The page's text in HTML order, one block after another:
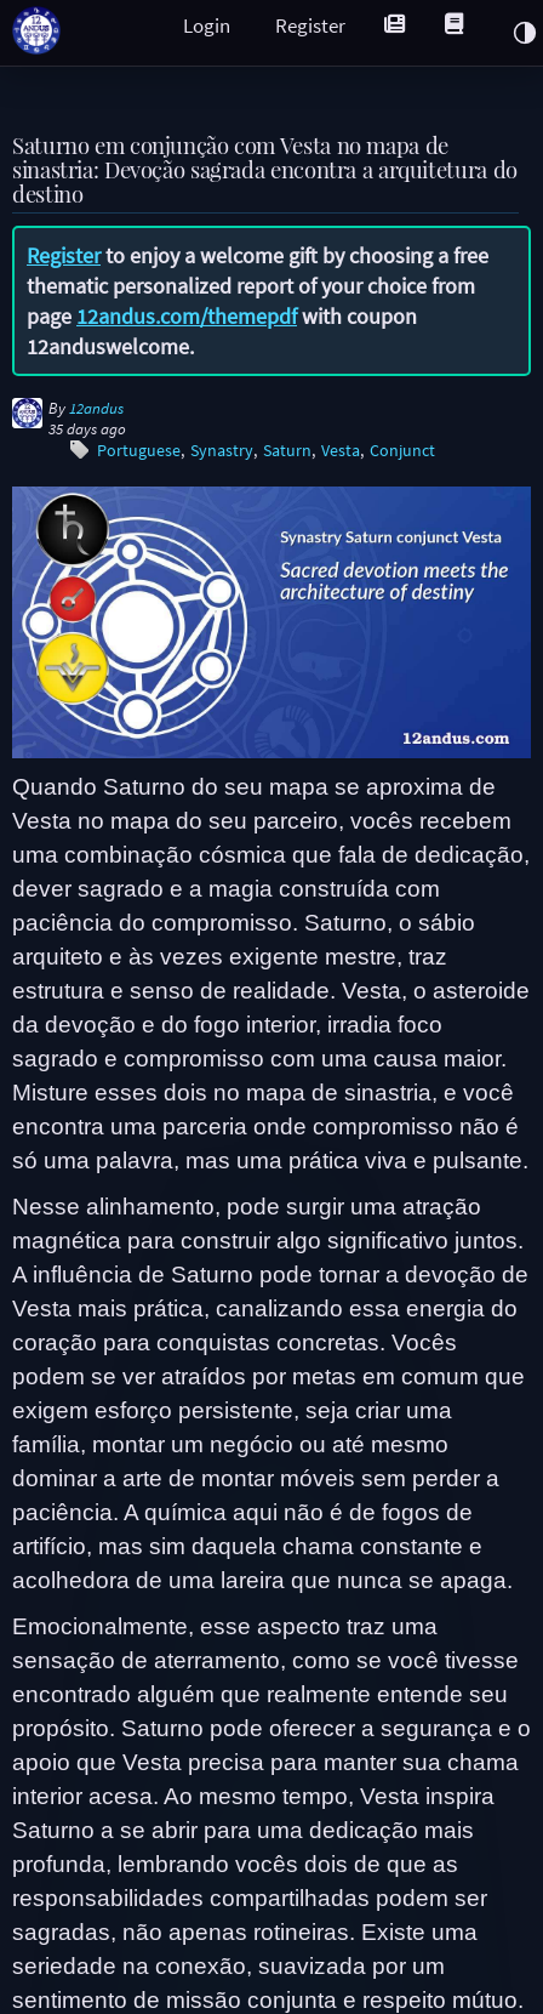
Register
Login
Saturno em conjunção com Vesta no mapa de
sinastria: Devoção sagrada encontra a arquitetura do
destino
Registerto enjoy a welcome gift by choosing a free
thematic personalized report of your choice from
page 12andus.com/themepdfwith coupon
12anduswelcome.
By 12andus
35 days ago
Portuguese Synastry Saturn Vesta Conjunct
Quando Saturno do seu mapa se aproxima de
Vesta no mapa do seu parceiro, vocês recebem
uma combinação cósmica que fala de dedicação,
dever sagrado e a magia construída com
paciência do compromisso. Saturno, o sábio
arquiteto e às vezes exigente mestre, traz
estrutura e senso de realidade. Vesta, o asteroide
da devoção e do fogo interior, irradia foco
sagrado e compromisso com uma causa maior.
Misture esses dois no mapa de sinastria, e você
encontra uma parceria onde compromisso não é
só uma palavra, mas uma prática viva e pulsante.
Nesse alinhamento, pode surgir uma atração
magnética para construir algo significativo juntos.
A influência de Saturno pode tornar a devoção de
Vesta mais prática, canalizando essa energia do
coração para conquistas concretas. Vocês
podem se ver atraídos por metas em comum que
exigem esforço persistente, seja criar uma
família, montar um negócio ou até mesmo
dominar a arte de montar móveis sem perder a
paciência. A química aqui não é de fogos de
artifício, mas sim daquela chama constante e
acolhedora de uma lareira que nunca se apaga.
Emocionalmente, esse aspecto traz uma
sensação de aterramento, como se você tivesse
encontrado alguém que realmente entende seu
propósito. Saturno pode oferecer a segurança e o
apoio que Vesta precisa para manter sua chama
interior acesa. Ao mesmo tempo, Vesta inspira
Saturno a se abrir para uma dedicação mais
profunda, lembrando vocês dois de que as
responsabilidades compartilhadas podem ser
sagradas, não apenas rotineiras. Existe uma
seriedade na conexão, suavizada por um
sentimento de missão conjunta e respeito mútuo.